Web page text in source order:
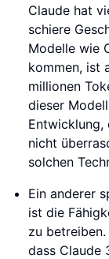
Claude hat
schiere
Modelle wie
kommen, ist
millionen
dieser
Entwicklung,
nicht
solchen
Ein anderer
ist die
zu
dass Claude